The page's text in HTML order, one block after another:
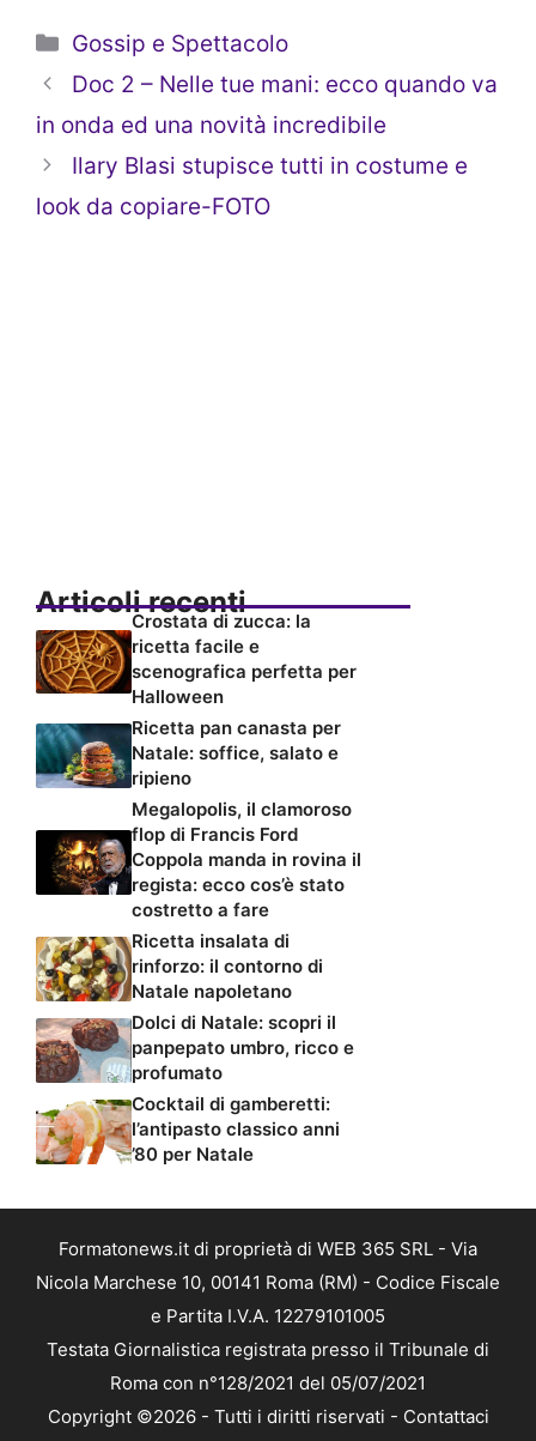
Categorie
Gossip e Spettacolo
Doc 2 – Nelle tue mani: ecco quando va
in onda ed una novità incredibile
Ilary Blasi stupisce tutti in costume e
look da copiare-FOTO
Articoli recenti
Crostata di zucca: la
ricetta facile e
scenografica perfetta per
Halloween
Ricetta pan canasta per
Natale: soffice, salato e
ripieno
Megalopolis, il clamoroso
flop di Francis Ford
Coppola manda in rovina il
regista: ecco cos’è stato
costretto a fare
Ricetta insalata di
rinforzo: il contorno di
Natale napoletano
Dolci di Natale: scopri il
panpepato umbro, ricco e
profumato
Cocktail di gamberetti:
l’antipasto classico anni
’80 per Natale
Formatonews.it di proprietà di WEB 365 SRL - Via
Nicola Marchese 10, 00141 Roma (RM) - Codice Fiscale
e Partita I.V.A. 12279101005
Testata Giornalistica registrata presso il Tribunale di
Roma con n°128/2021 del 05/07/2021
Copyright ©2026 - Tutti i diritti riservati - Contattaci